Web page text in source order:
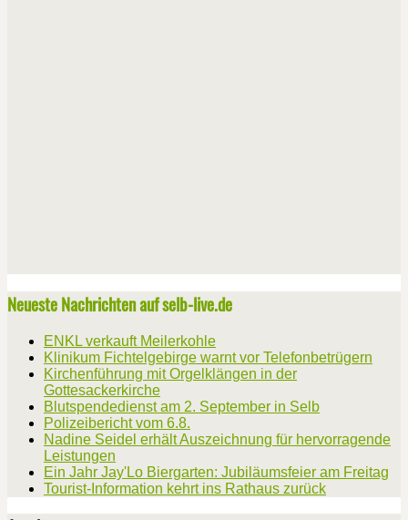
Neueste Nachrichten auf selb-live.de
ENKL verkauft Meilerkohle
Klinikum Fichtelgebirge warnt vor Telefonbetrügern
Kirchenführung mit Orgelklängen in der
Gottesackerkirche
Blutspendedienst am 2. September in Selb
Polizeibericht vom 6.8.
Nadine Seidel erhält Auszeichnung für hervorragende
Leistungen
Ein Jahr Jay'Lo Biergarten: Jubiläumsfeier am Freitag
Tourist-Information kehrt ins Rathaus zurück